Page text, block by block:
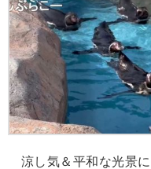
涼し気＆平和な光景に